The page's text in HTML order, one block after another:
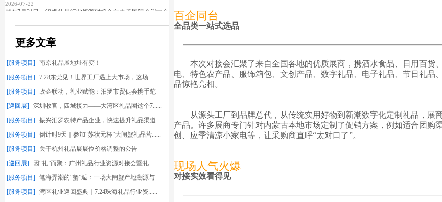
百企同台
全品类一站式选品
本次对接会汇聚了来自全国各地的优质展商，携酒水食品、日用百货
电、特色农产品、服饰箱包、文创产品、数字礼品、电子礼品、节日礼品
品惊艳亮相。
从源头工厂到品牌总代，从传统实用好物到新潮数字化定制礼品，展
产品。许多展商专门针对内蒙古本地市场定制了促销方案，例如适合团购
创、应季清凉小家电等，让采购商直呼“太对口了”。
现场人气火爆
对接实效看得见
[服务项目]
南京礼品展地址有变！
[服务项目]
7.28东莞见！世界工厂遇上大市场，这场......
[服务项目]
政企联动，礼业赋能：汨罗市贸促会携手笔
海......
[巡回展]
深圳收官，四城接力——大湾区礼品圈这个7......
[服务项目]
振兴汨罗农特产品企业，快速提升礼品渠道
的......
[服务项目]
倒计时9天｜参加“苏状元杯”大闸蟹礼品营......
[服务项目]
关于杭州礼品展展位价格调整的公告
[巡回展]
因“礼”而聚：广州礼品行业资源对接会暨礼......
[服务项目]
笔海弄潮的“蟹”逅：一场大闸蟹产地溯源与......
[服务项目]
湾区礼业巡回盛典｜7.24珠海礼品行业资......
2026-07-22
就在7月21日，深圳礼品行业资源对接会在夫子国际会议中心
政企联动，礼业赋能：汨罗市贸促会携手笔海弄潮走访本
2026-07-22
更多文章